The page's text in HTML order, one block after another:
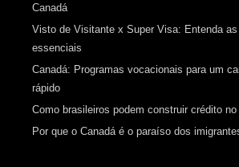
Canadá
Visto de Visitante x Super Visa: Entenda
essenciais
Canadá: Programas vocacionais para um
rápido
Como brasileiros podem construir crédito no
Por que o Canadá é o paraíso dos